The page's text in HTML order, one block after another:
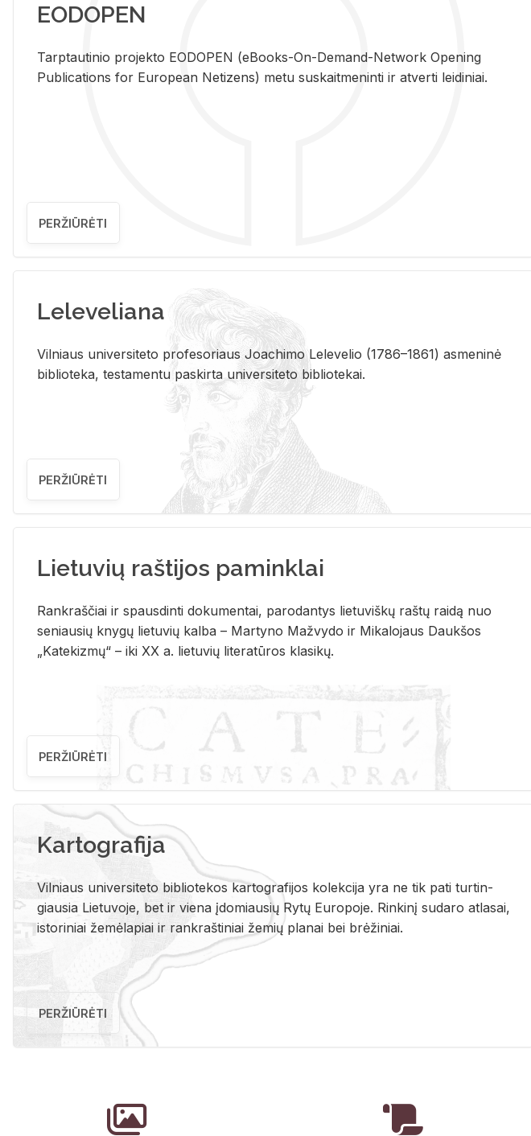
EODOPEN
Tarp­tau­ti­nio pro­jek­to EO­DO­PEN (eBo­oks-On-De­mand-Ne­twork Ope­ning
Pub­li­ca­tions for Eu­ro­pe­an Ne­ti­zens) metu su­skait­me­nin­ti ir at­ver­ti lei­di­niai.
PERŽIŪRĖTI
Leleveliana
Vil­niaus uni­ver­si­te­to pro­fe­so­riaus Jo­a­chi­mo Le­le­ve­lio (1786–1861) as­me­ni­nė
bi­b­lio­te­ka, te­sta­men­tu pa­skir­ta uni­ver­si­te­to bi­b­lio­te­kai.
PERŽIŪRĖTI
Lietuvių raštijos paminklai
Rank­raš­čiai ir spaus­din­ti do­ku­men­tai, pa­ro­dan­tys lie­tu­viš­kų raš­tų rai­dą nuo
se­niau­sių kny­gų lie­tu­vių kal­ba – Mar­ty­no Ma­žvy­do ir Mi­ka­lo­jaus Dauk­šos
„Ka­te­kiz­mų“ – iki XX a. lie­tu­vių li­te­ra­tū­ros kla­si­kų.
PERŽIŪRĖTI
Kartografija
Vil­niaus uni­ver­si­te­to bi­b­lio­te­kos kar­to­gra­fi­jos ko­lek­ci­ja yra ne tik pati tur­tin­
giau­sia Lie­tu­vo­je, bet ir vie­na įdo­miau­sių Rytų Eu­ro­po­je. Rin­ki­nį su­da­ro at­la­sai,
is­to­ri­niai že­mė­la­piai ir rank­raš­ti­niai že­mių pla­nai bei brė­ži­niai.
PERŽIŪRĖTI